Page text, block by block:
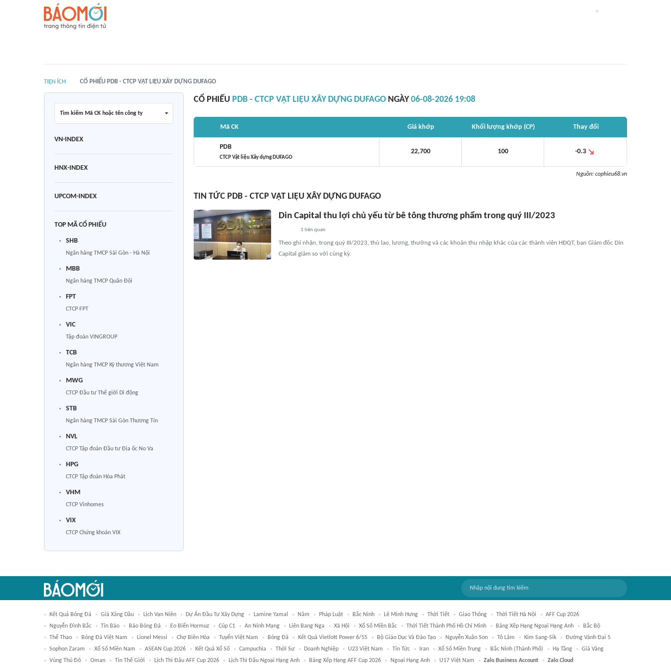
TIỆN ÍCH CỔ PHIẾU PDB - CTCP VẬT LIỆU XÂY DỰNG DUFAGO
Tìm kiếm Mã CK hoặc tên công ty
VN-INDEX
HNX-INDEX
UPCOM-INDEX
TOP MÃ CỔ PHIẾU
SHB
Ngân hàng TMCP Sài Gòn - Hà Nội
MBB
Ngân hàng TMCP Quân Đội
FPT
CTCP FPT
VIC
Tập đoàn VINGROUP
TCB
Ngân hàng TMCP Kỹ thương Việt Nam
MWG
CTCP Đầu tư Thế giới Di động
STB
Ngân hàng TMCP Sài Gòn Thương Tín
NVL
CTCP Tập đoàn Đầu tư Địa ốc No Va
HPG
CTCP Tập đoàn Hòa Phát
VHM
CTCP Vinhomes
VIX
CTCP Chứng khoán VIX
CỔ PHIẾU PDB - CTCP VẬT LIỆU XÂY DỰNG DUFAGO NGÀY 06-08-2026 19:08
Mã CK Giá khớp Khối lượng khớp (CP) Thay đổi
PDB
CTCP Vật liệu Xây dựng DUFAGO
22,700 100 -0.3
Nguồn: cophieu68.vn
TIN TỨC PDB - CTCP VẬT LIỆU XÂY DỰNG DUFAGO
Din Capital thu lợi chủ yếu từ bê tông thương phẩm trong quý III/2023
1 liên quan
Theo ghi nhận, trong quý III/2023, thù lao, lương, thưởng và các khoản thu nhập khác của các thành viên HĐQT, ban Giám đốc Din
Capital giảm so với cùng kỳ.
Kết Quả Bóng Đá Giá Xăng Dầu Lịch Vạn Niên Dự Án Đầu Tư Xây Dựng Lamine Yamal Năm Pháp Luật Bắc Ninh Lê Minh Hưng Thời Tiết Giao Thông Thời Tiết Hà Nội
AFF Cup 2026
Nguyễn Đình Bắc
Tin Bão Báo Bóng Đá Eo Biển Hormuz Cúp C1 An Ninh Mạng Liên Bang Nga Xã Hội Xổ Số Miền Bắc Thời Tiết Thành Phố Hồ Chí Minh Bảng Xếp Hạng Ngoại Hạng Anh
Bắc Bộ
Thể Thao
Bóng Đá Việt Nam Lionel Messi Chợ Biên Hòa Tuyển Việt Nam Bóng Đá Kết Quả Vietlott Power 6/55 Bộ Giáo Dục Và Đào Tạo Nguyễn Xuân Son Tô Lâm Kim Sang-Sik
Đường Vành Đai 5
Sophon Zaram
Xổ Số Miền Nam ASEAN Cup 2026 Kết Quả Xổ Số Campuchia Thời Sự Doanh Nghiệp U23 Việt Nam Tin Tức Iran Xổ Số Miền Trung Bắc Ninh (thành Phố) Hạ Tầng
Giá Vàng
Vùng Thủ Đô
Oman Tin Thế Giới Lịch Thi Đấu AFF Cup 2026 Lịch Thi Đấu Ngoại Hạng Anh Bảng Xếp Hạng AFF Cup 2026 Ngoại Hạng Anh U17 Việt Nam Zalo Business Account Zalo Cloud